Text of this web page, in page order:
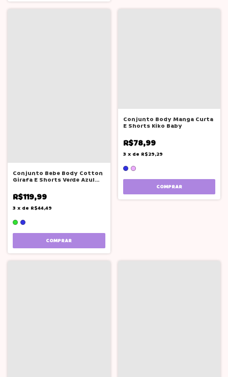
Conjunto Bebe Body Cotton
Girafa E Shorts Verde Azul
R$119,99
3 x de R$44,49
COMPRAR
Conjunto Body Manga Curta
E Shorts Kiko Baby
R$78,99
3 x de R$29,29
COMPRAR